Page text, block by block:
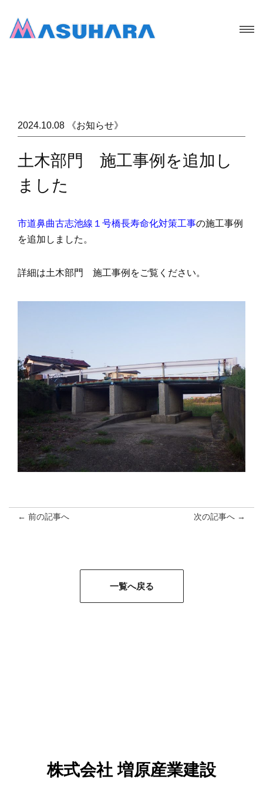
2024.10.08 《お知らせ》
土木部門 施工事例を追加し
ました
市道鼻曲古志池線１号橋長寿命化対策工事の施工事例
を追加しました。
詳細は土木部門 施工事例をご覧ください。
← 前の記事へ 次の記事へ →
一覧へ戻る
株式会社 増原産業建設